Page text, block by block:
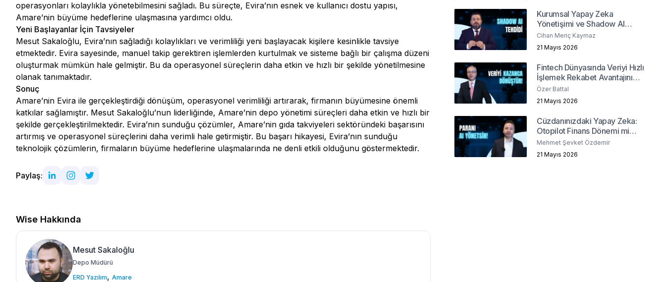
operasyonları kolaylıkla yönetebilmesini sağladı. Bu süreçte, Evira’nın esnek ve kullanıcı dostu yapısı,
Amare’nin büyüme hedeflerine ulaşmasına yardımcı oldu.
Yeni Başlayanlar İçin Tavsiyeler
Mesut Sakaloğlu, Evira’nın sağladığı kolaylıkları ve verimliliği yeni başlayacak kişilere kesinlikle tavsiye
etmektedir. Evira sayesinde, manuel takip gerektiren işlemlerden kurtulmak ve sisteme bağlı bir çalışma düzeni
oluşturmak mümkün hale gelmiştir. Bu da operasyonel süreçlerin daha etkin ve hızlı bir şekilde yönetilmesine
olanak tanımaktadır.
Sonuç
Amare’nin Evira ile gerçekleştirdiği dönüşüm, operasyonel verimliliği artırarak, firmanın büyümesine önemli
katkılar sağlamıştır. Mesut Sakaloğlu’nun liderliğinde, Amare’nin depo yönetimi süreçleri daha etkin ve hızlı bir
şekilde gerçekleştirilmektedir. Evira’nın sunduğu çözümler, Amare’nin gıda takviyeleri sektöründeki başarısını
artırmış ve operasyonel süreçlerini daha verimli hale getirmiştir. Bu başarı hikayesi, Evira’nın sunduğu
teknolojik çözümlerin, firmaların büyüme hedeflerine ulaşmalarında ne denli etkili olduğunu göstermektedir.
Paylaş:
Wise Hakkında
Mesut Sakaloğlu
Depo Müdürü
ERD Yazılım, Amare
Kurumsal Yapay Zeka
Yönetişimi ve Shadow AI
Riskleri
Cihan Meriç Kaymaz
21 Mayıs 2026
Fintech Dünyasında Veriyi Hızlı
İşlemek Rekabet Avantajını
Nasıl Belirler?
Özer Battal
21 Mayıs 2026
Cüzdanınızdaki Yapay Zeka:
Otopilot Finans Dönemi mi
Başlıyor ?
Mehmet Şevket Özdemir
21 Mayıs 2026